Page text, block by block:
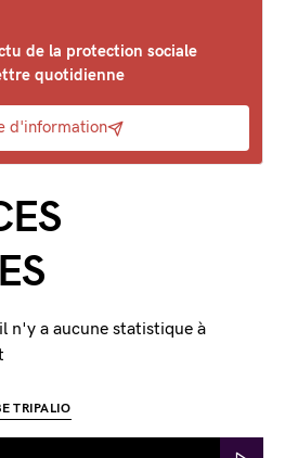
de la protection sociale
quotidienne
d'information
n'y a aucune statistique à
TRIPALIO